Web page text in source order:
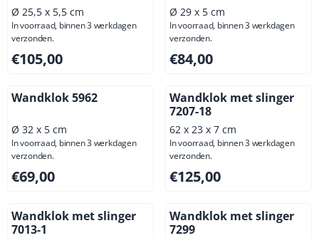
Ø 25,5 x 5,5 cm
In voorraad, binnen 3 werkdagen
verzonden.
Prijs: 105,00, exclusief btw: 86,78
€105,00
Ø 29 x 5 cm
In voorraad, binnen 3 werkdagen
verzonden.
Prijs: 84,00, exclusief btw:
€84,00
Wandklok 5962
Ø 32 x 5 cm
In voorraad, binnen 3 werkdagen
verzonden.
Prijs: 69,00, exclusief btw: 57,02
€69,00
Wandklok met slinger
7207-18
62 x 23 x 7 cm
In voorraad, binnen 3 werkdagen
verzonden.
Prijs: 125,00, exclusief btw:
€125,00
Wandklok met slinger
7013-1
Wandklok met slinger
7299